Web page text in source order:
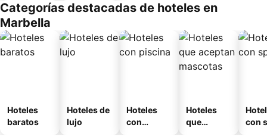
Categorías destacadas de hoteles en
Marbella
Hoteles
baratos
Hoteles de
lujo
Hoteles
con
Hoteles
que
con